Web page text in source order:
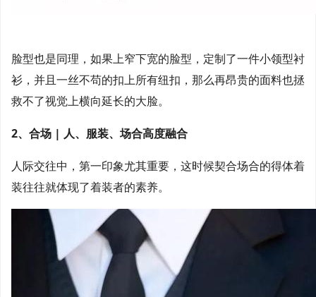
脸型也是同理，如果上窄下宽的脸型，定制了一件小领型衬
衫，并且一丝不苟的扣上所有纽扣，那么再昂贵的面料也拯
救不了视觉上横向延长的大脸。
2、合场 | 人、服装、场合高度融合
人际交往中，第一印象尤其重要，这时候契合场合的得体着
装往往就体现了着装者的素养。